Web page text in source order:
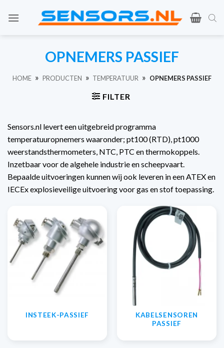
naar
OPNEMERS PASSIEF
HOME » PRODUCTEN » TEMPERATUUR » OPNEMERS PASSIEF
FILTER
Sensors.nl levert een uitgebreid programma
temperatuuropnemers waaronder; pt100 (RTD), pt1000
weerstandsthermometers, NTC, PTC en thermokoppels.
Inzetbaar voor de algehele industrie en scheepvaart.
Bepaalde uitvoeringen kunnen wij ook leveren in een ATEX en
IECEx explosieveilige uitvoering voor gas en stof toepassing.
INSTEEK-PASSIEF
KABELSENSOREN
PASSIEF